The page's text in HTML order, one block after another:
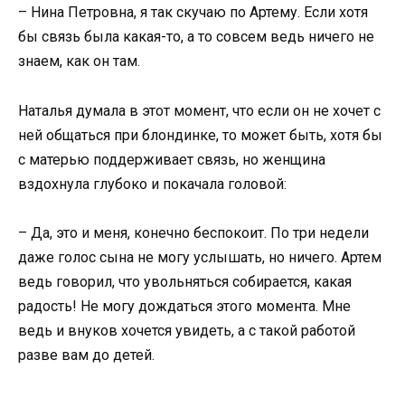
– Нина Петровна, я так скучаю по Артему. Если хотя
бы связь была какая-то, а то совсем ведь ничего не
знаем, как он там.
Наталья думала в этот момент, что если он не хочет с
ней общаться при блондинке, то может быть, хотя бы
с матерью поддерживает связь, но женщина
вздохнула глубоко и покачала головой:
– Да, это и меня, конечно беспокоит. По три недели
даже голос сына не могу услышать, но ничего. Артем
ведь говорил, что увольняться собирается, какая
радость! Не могу дождаться этого момента. Мне
ведь и внуков хочется увидеть, а с такой работой
разве вам до детей.